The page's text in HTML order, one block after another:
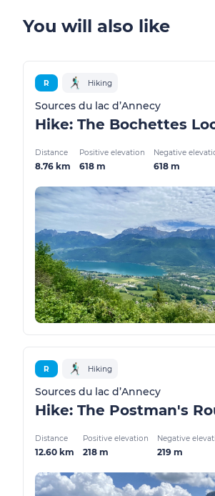
You will also like
R Hiking
Sources du lac d’Annecy
Hike: The Bochettes
Distance
8.76 km
Positive elevation
618 m
Negative
618 m
R Hiking
Sources du lac d’Annecy
Hike: The Postman's
Distance
12.60 km
Positive elevation
218 m
Negative
219 m